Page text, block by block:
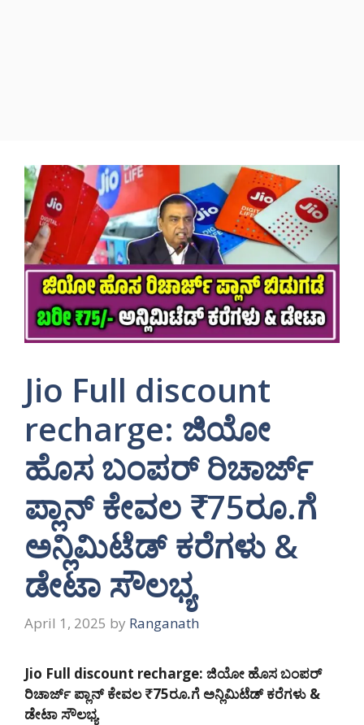
Jio Full discount
recharge: ಜಿಯೋ
ಹೊಸ ಬಂಪರ್ ರಿಚಾರ್ಜ್
ಪ್ಲಾನ್ ಕೇವಲ ₹75ರೂ.ಗೆ
ಅನ್ಲಿಮಿಟೆಡ್ ಕರೆಗಳು &
ಡೇಟಾ ಸೌಲಭ್ಯ
April 1, 2025 by Ranganath
Jio Full discount recharge: ಜಿಯೋ ಹೊಸ ಬಂಪರ್
ರಿಚಾರ್ಜ್ ಪ್ಲಾನ್ ಕೇವಲ ₹75ರೂ.ಗೆ ಅನ್ಲಿಮಿಟೆಡ್ ಕರೆಗಳು &
ಡೇಟಾ ಸೌಲಭ್ಯ